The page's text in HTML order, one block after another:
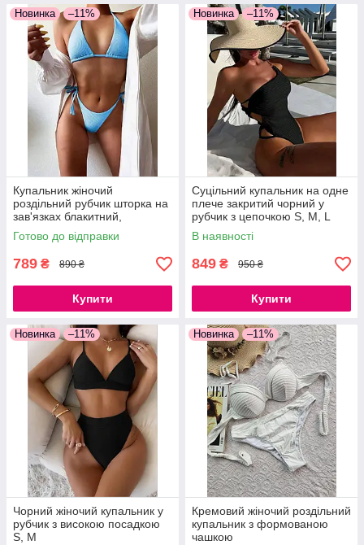
Новинка –11%
Купальник жіночий
роздільний рубчик шторка на
зав'язках блакитний,
бузковий, чорний S, M, L
Готово до відправки
789 ₴ 890 ₴
Купити
Новинка –11%
Суцільний купальник на одне
плече закритий чорний у
рубчик з цепочкою S, M, L
В наявності
849 ₴ 950 ₴
Купити
Новинка –11%
Чорний жіночий купальник у
рубчик з високою посадкою
S, M
Новинка –11%
Кремовий жіночий роздільний
купальник з формованою
чашкою